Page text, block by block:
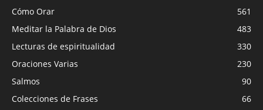
Cómo Orar
561
Meditar la Palabra de Dios
483
Lecturas de espiritualidad
330
Oraciones Varias
230
Salmos
90
Colecciones de Frases
66